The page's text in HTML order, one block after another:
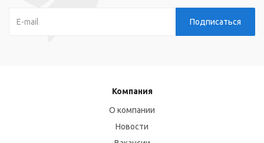
Компания
О компании
Новости